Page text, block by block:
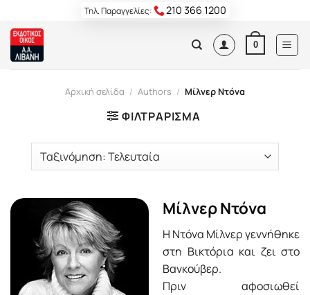
content
Τηλ. Παραγγελίες: 210 366 1200
0
Αρχική σελίδα / Authors / Μίλνερ Ντόνα
ΦΙΛΤΡΆΡΙΣΜΑ
Μίλνερ Ντόνα
Η Ντόνα Μίλνερ γεννήθηκε
στη Βικτόρια και ζει στο
Βανκούβερ.
Πριν αφοσιωθεί